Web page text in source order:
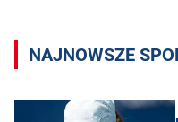
NAJNOWSZE